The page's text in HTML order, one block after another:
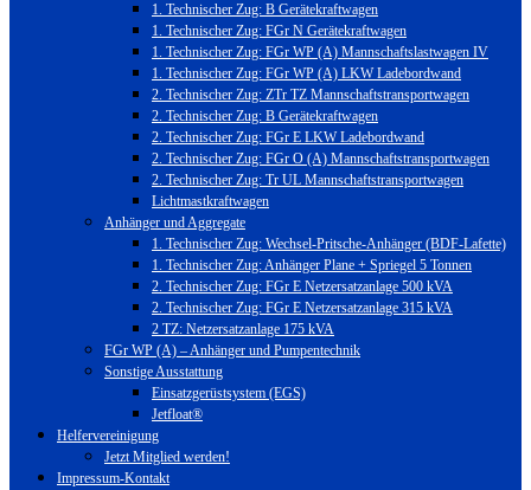
1. Technischer Zug: B Gerätekraftwagen
1. Technischer Zug: FGr N Gerätekraftwagen
1. Technischer Zug: FGr WP (A) Mannschaftslastwagen IV
1. Technischer Zug: FGr WP (A) LKW Ladebordwand
2. Technischer Zug: ZTr TZ Mannschaftstransportwagen
2. Technischer Zug: B Gerätekraftwagen
2. Technischer Zug: FGr E LKW Ladebordwand
2. Technischer Zug: FGr O (A) Mannschaftstransportwagen
2. Technischer Zug: Tr UL Mannschaftstransportwagen
Lichtmastkraftwagen
Anhänger und Aggregate
1. Technischer Zug: Wechsel-Pritsche-Anhänger (BDF-Lafette)
1. Technischer Zug: Anhänger Plane + Spriegel 5 Tonnen
2. Technischer Zug: FGr E Netzersatzanlage 500 kVA
2. Technischer Zug: FGr E Netzersatzanlage 315 kVA
2 TZ: Netzersatzanlage 175 kVA
FGr WP (A) – Anhänger und Pumpentechnik
Sonstige Ausstattung
Einsatzgerüstsystem (EGS)
Jetfloat®
Helfervereinigung
Jetzt Mitglied werden!
Impressum-Kontakt